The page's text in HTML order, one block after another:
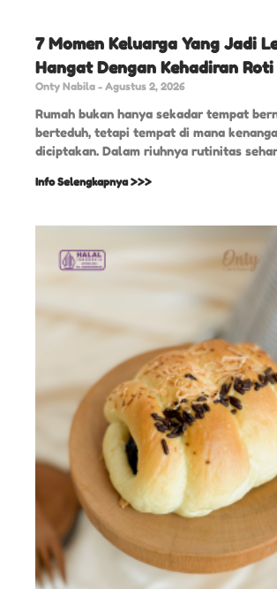
7 Momen Keluarga Yang Jadi
Hangat Dengan Kehadiran
Onty Nabila Agustus 2, 2026
Rumah bukan hanya sekadar tempat
berteduh, tetapi tempat di mana
diciptakan. Dalam riuhnya rutinitas
Info Selengkapnya >>>